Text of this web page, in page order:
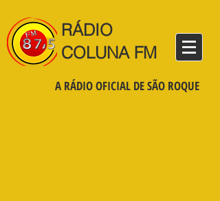
RÁDIO
COLUNA FM
A RÁDIO OFICIAL DE SÃO ROQUE